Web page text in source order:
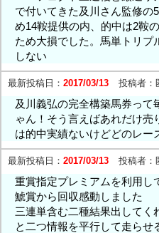
で付いてきた及川さん監修の
め14鞍提供の内、的中は2鞍
ため大損でした。馬単トリプ
しない
最新投稿日： 2017/03/13 投稿者：
及川義弘の完全構築馬券って
ゃん！そう言えばあれだけ
は的中実績ないけどどのレー
最新投稿日： 2017/03/13 投稿者：
重賞指定プレミアムを利用し
鯱賞から回収感動しました
三連単含む二種結果出してく
と二つ情報を平行して走ら